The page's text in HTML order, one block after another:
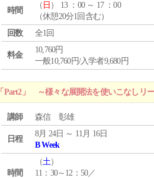
時間
（ 日 ） 13 ：00 ～ 17 ：00
（休憩20分1回含む）
回数
全1回
料金
10,760円
一般10,760円/入学者9,680円
Part2」 ～様々な展開法を使いこなしリ
講師 森信 彰雄
日程
8月 24日 ～ 11月 16日
B Week
時間
（土）
11：30～12：50／